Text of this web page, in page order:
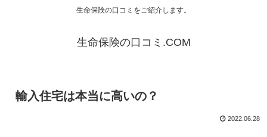
生命保険の口コミをご紹介します。
生命保険の口コミ.COM
輸入住宅は本当に高いの？
2022.06.28